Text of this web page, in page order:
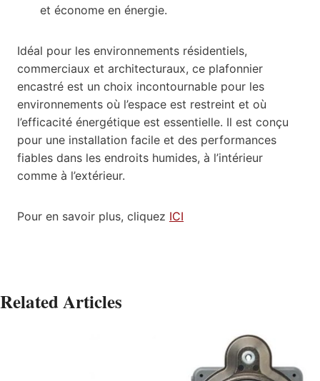
et économe en énergie.
Idéal pour les environnements résidentiels,
commerciaux et architecturaux, ce plafonnier
encastré est un choix incontournable pour les
environnements où l’espace est restreint et où
l’efficacité énergétique est essentielle. Il est conçu
pour une installation facile et des performances
fiables dans les endroits humides, à l’intérieur
comme à l’extérieur.
Pour en savoir plus, cliquez ICI
Related Articles